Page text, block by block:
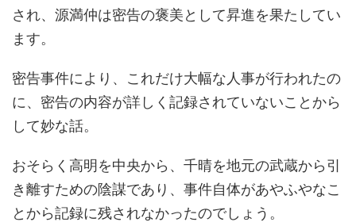
され、源満仲は密告の褒美として昇進を果たしてい
ます。
密告事件により、これだけ大幅な人事が行われたの
に、密告の内容が詳しく記録されていないことから
して妙な話。
おそらく高明を中央から、千晴を地元の武蔵から引
き離すための陰謀であり、事件自体があやふやなこ
とから記録に残されなかったのでしょう。